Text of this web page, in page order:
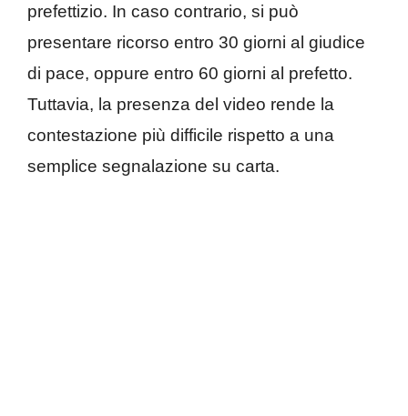
prefettizio. In caso contrario, si può
presentare ricorso entro 30 giorni al giudice
di pace, oppure entro 60 giorni al prefetto.
Tuttavia, la presenza del video rende la
contestazione più difficile rispetto a una
semplice segnalazione su carta.